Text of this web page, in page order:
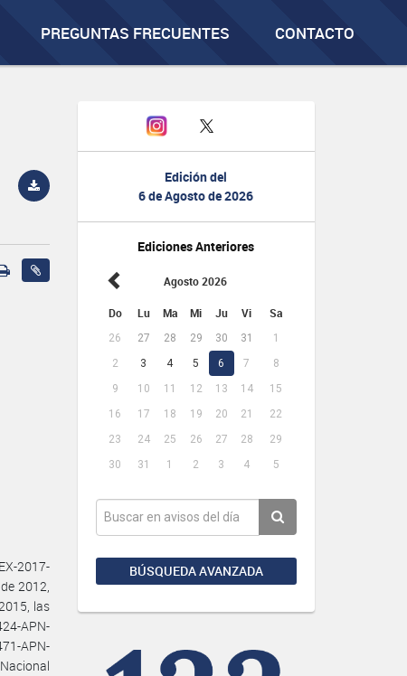
PREGUNTAS FRECUENTES CONTACTO
Edición del
6 de Agosto de 2026
Ediciones Anteriores
Agosto 2026
Do Lu Ma Mi Ju Vi Sa
26 27 28 29 30 31
1
2
3 4 5 6 7
8
9
10 11 12 13 14
15
16
17 18 19 20 21
22
23
24 25 26 27 28
29
30
31 1 2 3 4 5
BÚSQUEDA AVANZADA
2017-
2012,
las
APN-
APN-